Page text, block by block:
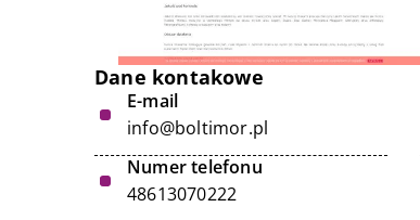
Dane kontakowe
E-mail
info@boltimor.pl
Numer telefonu
48613070222